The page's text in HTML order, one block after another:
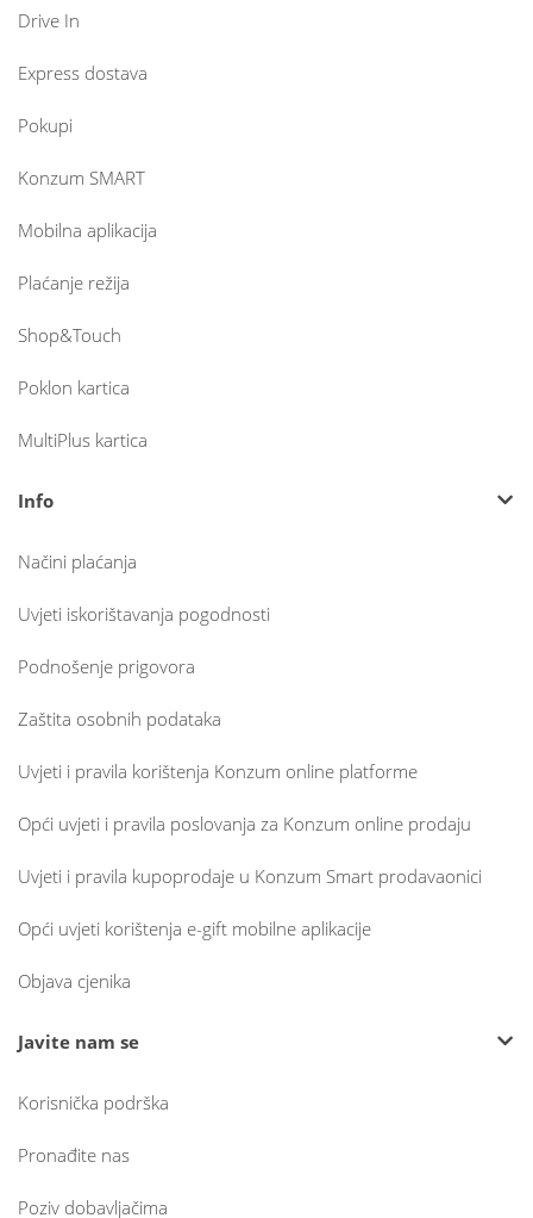
Drive In
Express dostava
Pokupi
Konzum SMART
Mobilna aplikacija
Plaćanje režija
Shop&Touch
Poklon kartica
MultiPlus kartica
Info
Načini plaćanja
Uvjeti iskorištavanja pogodnosti
Podnošenje prigovora
Zaštita osobnih podataka
Uvjeti i pravila korištenja Konzum online platforme
Opći uvjeti i pravila poslovanja za Konzum online prodaju
Uvjeti i pravila kupoprodaje u Konzum Smart prodavaonici
Opći uvjeti korištenja e-gift mobilne aplikacije
Objava cjenika
Javite nam se
Korisnička podrška
Pronađite nas
Poziv dobavljačima